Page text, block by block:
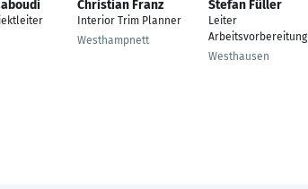
Christian Franz
Interior Trim Planner
Westhampnett
Stefan Füller
Leiter
Arbeitsvorbereitung
Westhausen